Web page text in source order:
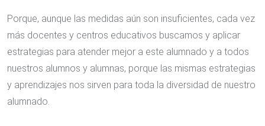
Porque, aunque las medidas aún son insuficientes, cada vez
más docentes y centros educativos buscamos y aplicar
estrategias para atender mejor a este alumnado y a todos
nuestros alumnos y alumnas, porque las mismas estrategias
y aprendizajes nos sirven para toda la diversidad de nuestro
alumnado.